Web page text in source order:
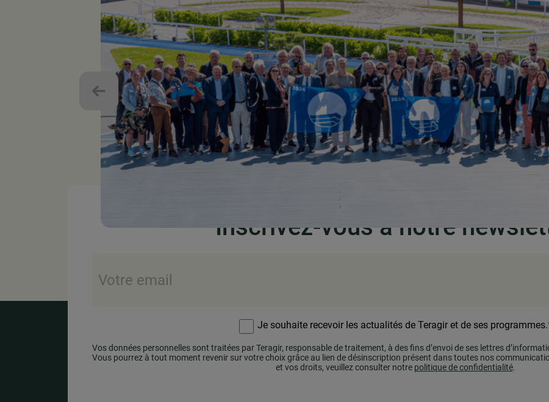
Inscrivez-vous à notre
Je souhaite recevoir les actualités de Teragir et de ses programmes.
Vos données personnelles sont traitées par Teragir, responsable de traitement, à des fins d’envoi de ses lettres
Vous pourrez à tout moment revenir sur votre choix grâce au lien de désinscription présent dans toutes nos
et vos droits, veuillez consulter notre politique de confidentialité.